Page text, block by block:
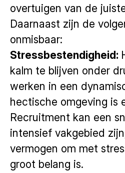
overtuigen van de
Daarnaast zijn de
onmisbaar:
Stressbestendigheid:
kalm te blijven onder
werken in een
hectische omgeving is
Recruitment kan een
intensief vakgebied
vermogen om met
groot belang is.